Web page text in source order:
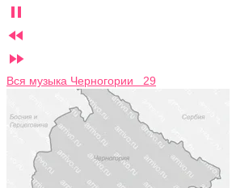



Вся музыка Черногории 29